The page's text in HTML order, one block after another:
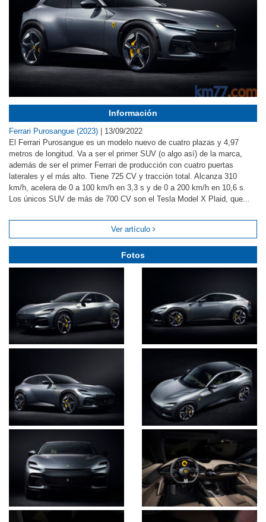
Información
Ferrari Purosangue (2023)
13/09/2022
El Ferrari Purosangue es un modelo nuevo de cuatro plazas y 4,97
metros de longitud. Va a ser el primer SUV (o algo así) de la marca,
además de ser el primer Ferrari de producción con cuatro puertas
laterales y el más alto. Tiene 725 CV y tracción total. Alcanza 310
km/h, acelera de 0 a 100 km/h en 3,3 s y de 0 a 200 km/h en 10,6 s.
Los únicos SUV de más de 700 CV son el Tesla Model X Plaid, que...
Ver artículo
Fotos